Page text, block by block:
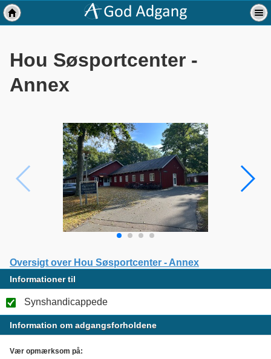
Hou Søsportcenter -
Annex
Oversigt over Hou Søsportcenter - Annex
Informationer til
Synshandicappede
Information om adgangsforholdene
Vær opmærksom på: